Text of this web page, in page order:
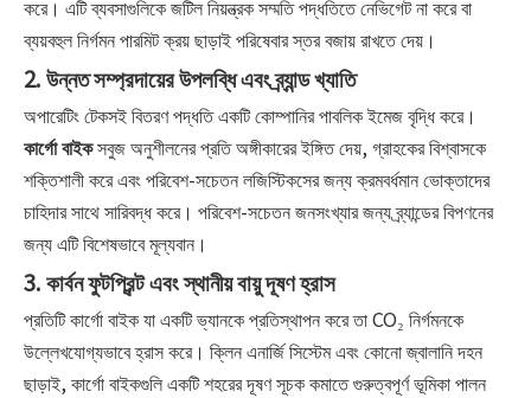
করে। এটি ব্যবসাগুলিকে জটিল নিয়ন্ত্রক সম্মতি পদ্ধতিতে নেভিগেট না করে বা
ব্যয়বহুল নির্গমন পারমিট ক্রয় ছাড়াই পরিষেবার স্তর বজায় রাখতে দেয়।
2. উন্নত সম্প্রদায়ের উপলব্ধি এবং ব্র্যান্ড খ্যাতি
অপারেটিং টেকসই বিতরণ পদ্ধতি একটি কোম্পানির পাবলিক ইমেজ বৃদ্ধি করে।
কার্গো বাইকসবুজ অনুশীলনের প্রতি অঙ্গীকারের ইঙ্গিত দেয়, গ্রাহকের বিশ্বাসকে
শক্তিশালী করে এবং পরিবেশ-সচেতন লজিস্টিকসের জন্য ক্রমবর্ধমান ভোক্তাদের
চাহিদার সাথে সারিবদ্ধ করে। পরিবেশ-সচেতন জনসংখ্যার জন্য ব্র্যান্ডের বিপণনের
জন্য এটি বিশেষভাবে মূল্যবান।
3. কার্বন ফুটপ্রিন্ট এবং স্থানীয় বায়ু দূষণ হ্রাস
প্রতিটি কার্গো বাইক যা একটি ভ্যানকে প্রতিস্থাপন করে তা CO₂ নির্গমনকে
উল্লেখযোগ্যভাবে হ্রাস করে। ক্লিন এনার্জি সিস্টেম এবং কোনো জ্বালানি দহন
ছাড়াই, কার্গো বাইকগুলি একটি শহরের দূষণ সূচক কমাতে গুরুত্বপূর্ণ ভূমিকা পালন